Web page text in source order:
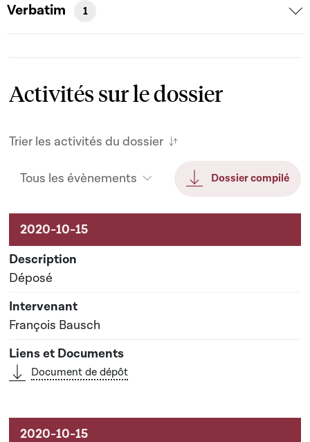
Verbatim 1
Activités sur le dossier
Trier les activités du dossier
Tous les évènements Dossier compilé
Activités sur le dossier
Déposé
François Bausch
Document de dépôt